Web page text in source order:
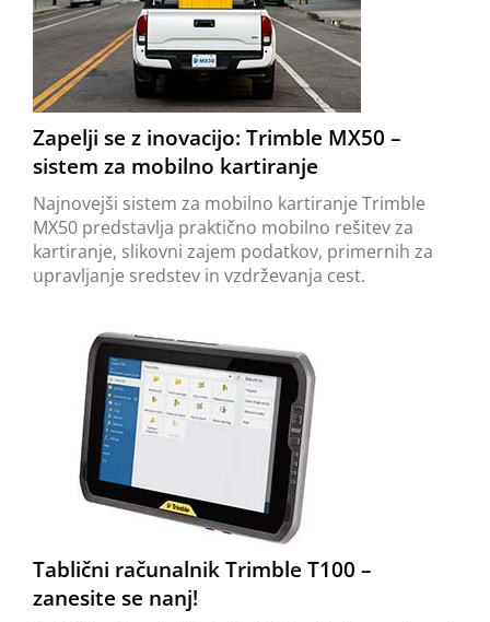
Zapelji se z inovacijo: Trimble MX50 –
sistem za mobilno kartiranje
Najnovejši sistem za mobilno kartiranje Trimble
MX50 predstavlja praktično mobilno rešitev za
kartiranje, slikovni zajem podatkov, primernih za
upravljanje sredstev in vzdrževanja cest.
Tablični računalnik Trimble T100 –
zanesite se nanj!